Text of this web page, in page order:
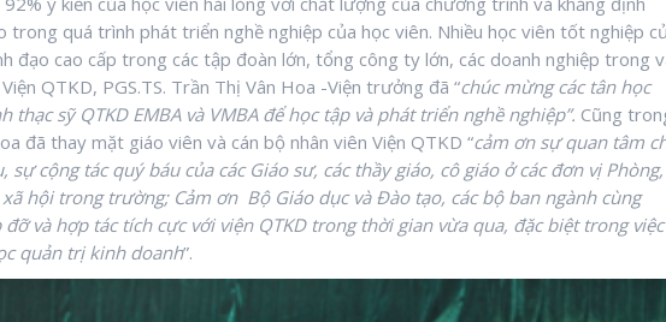
quá trình phát triển nghề nghiệp của học viên. Nhiều học viên tốt nghiệp
đạo cao cấp trong các tập đoàn lớn, tổng công ty lớn, các doanh nghiệp trong
QTKD, PGS.TS. Trần Thị Vân Hoa -Viện trưởng đã “chúc mừng các tân học
sỹ QTKD EMBA và VMBA để học tập và phát triển nghề nghiệp”. Cũng
đã thay mặt giáo viên và cán bộ nhân viên Viện QTKD “cảm ơn sự quan tâm
cộng tác quý báu của các Giáo sư, các thầy giáo, cô giáo ở các đơn vị Phòng,
hội trong trường; Cảm ơn Bộ Giáo dục và Đào tạo, các bộ ban ngành cùng
và hợp tác tích cực với viện QTKD trong thời gian vừa qua, đặc biệt trong việc
quản trị kinh doanh”.